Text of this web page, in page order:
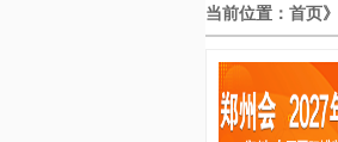
当前位置： 首页》